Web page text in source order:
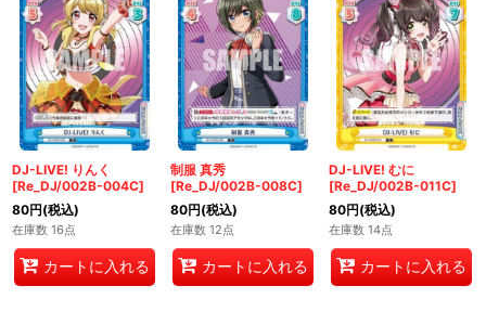
DJ-LIVE! りんく
[Re_DJ/002B-004C]
80円(税込)
在庫数 16点
カートに入れる
制服 真秀
[Re_DJ/002B-008C]
80円(税込)
在庫数 12点
カートに入れる
DJ-LIVE! むに
[Re_DJ/002B-011C]
80円(税込)
在庫数 14点
カートに入れる